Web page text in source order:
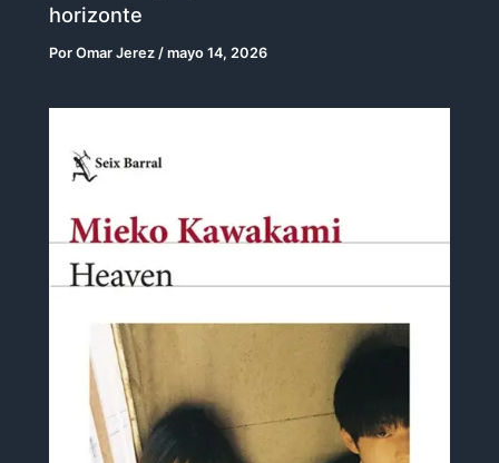
horizonte
PorOmar Jerez /mayo 14, 2026